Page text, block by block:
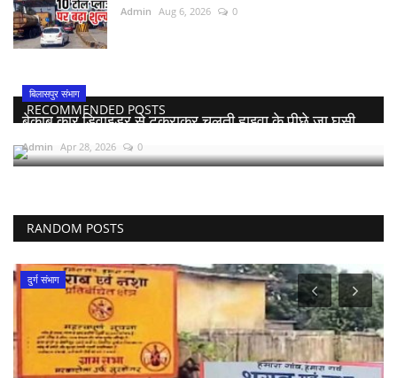
Admin Aug 6, 2026 0
RECOMMENDED POSTS
बिलासपुर संभाग
बेकाबू कार डिवाइडर से टकराकर चलती हाइवा के पीछे जा घुसी,...
Admin Apr 28, 2026 0
RANDOM POSTS
राष्ट्रीय